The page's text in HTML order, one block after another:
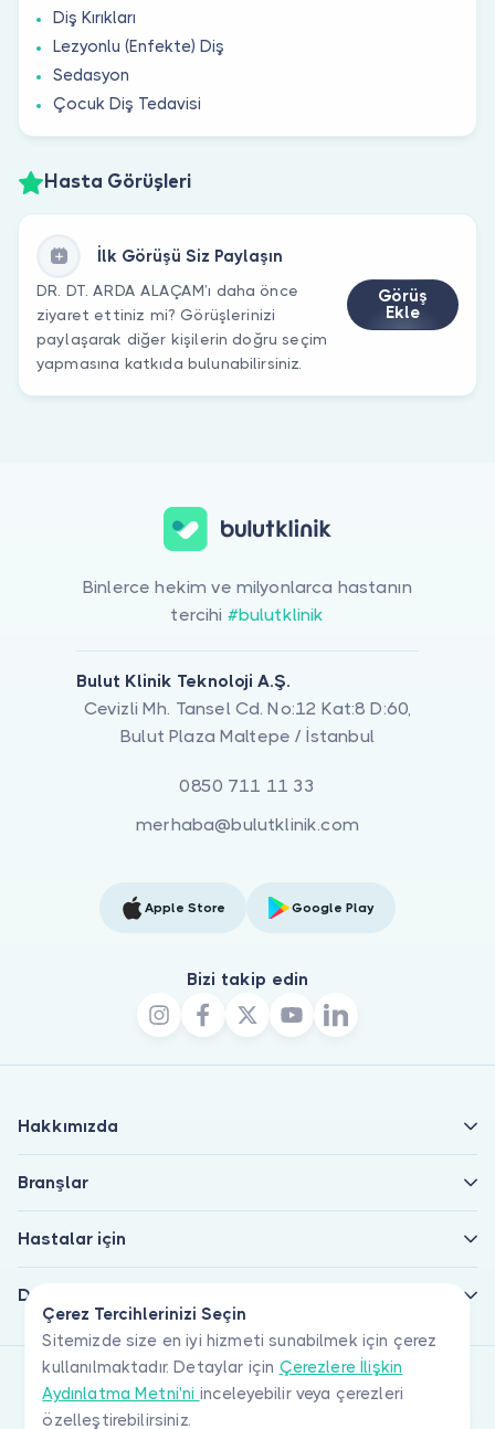
Diş Kırıkları
Lezyonlu (Enfekte) Diş
Sedasyon
Çocuk Diş Tedavisi
Hasta Görüşleri
İlk Görüşü Siz Paylaşın
DR. DT. ARDA ALAÇAM’ı daha önce
ziyaret ettiniz mi? Görüşlerinizi
paylaşarak diğer kişilerin doğru seçim
yapmasına katkıda bulunabilirsiniz.
Görüş
Ekle
Çerez Tercihlerinizi Seçin
Sitemizde size en iyi hizmeti sunabilmek için çerez
kullanılmaktadır. Detaylar için Çerezlere İlişkin
Aydınlatma Metni'ni inceleyebilir veya çerezleri
özelleştirebilirsiniz.
Binlerce hekim ve milyonlarca hastanın
tercihi #bulutklinik
Bulut Klinik Teknoloji A.Ş.
Cevizli Mh. Tansel Cd. No:12 Kat:8 D:60,
Bulut Plaza Maltepe / İstanbul
0850 711 11 33
merhaba@bulutklinik.com
Apple Store Google Play
Bizi takip edin
Hakkımızda
Branşlar
Hastalar için
Doktorlar için